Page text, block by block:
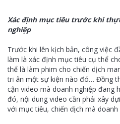
Xác định mục tiêu trước khi
nghiệp
Trước khi lên kịch bản, công việc
làm là xác định mục tiêu cụ thể
thể là làm phim cho chiến dịch
tri ân một sự kiện nào đó… Đồng
cận video mà doanh nghiệp đang
đó, nội dung video cần phải xây
với mục tiêu, chiến dịch mà